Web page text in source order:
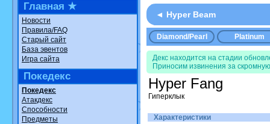
Главная ★
Новости
Правила/FAQ
Старый сайт
База эвентов
Игра сайта
Покедекс
Покедекс
Атакдекс
Способности
Предметы
◄ Hyper Beam
Diamond/Pearl Platinum
Декс находится на стадии
Приносим извинения за
Hyper Fang
Гиперклык
Характеристики